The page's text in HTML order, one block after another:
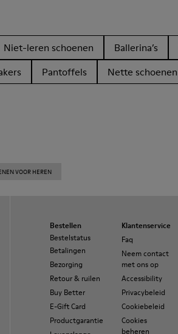
Niet-leren schoenen Ballerina’s
Pantoffels Nette schoenen
VOOR HEREN
Bestellen
Bestelstatus
Betalingen
Bezorging
Retour & ruilen
Buy Better
E-Gift Card
Productgarantie
Klantenservice
Faq
Neem contact
met ons op
Accessibility
Privacybeleid
Cookiebeleid
Cookies
beheren